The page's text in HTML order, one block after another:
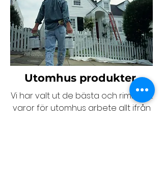
Utomhus produkter
Vi har valt ut de bästa och rimligast
varor för utomhus arbete allt ifrån